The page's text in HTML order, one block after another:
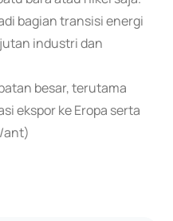
bagian transisi energi
industri dan
besar, terutama
ekspor ke Eropa serta
ant)